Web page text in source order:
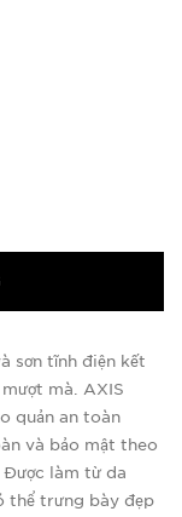
sơn tĩnh điện kết
mà. AXIS
quản an toàn
và bảo mật theo
Được làm từ da
thể trưng bày đẹp